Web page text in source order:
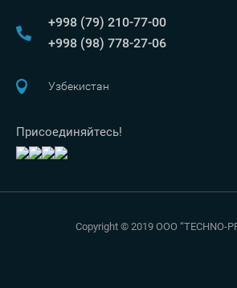
+998 (79) 210-77-00
+998 (98) 778-27-06
Узбекистан
Присоединяйтесь!
Copyright © 2019 OOO “TECHNO-